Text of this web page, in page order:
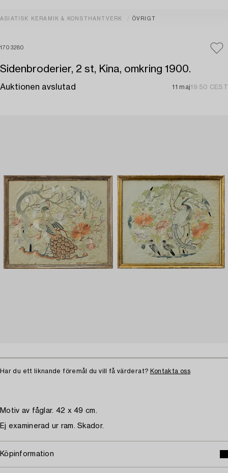
ASIATISK KERAMIK & KONSTHANTVERK ÖVRIGT
1703280
Sidenbroderier, 2 st, Kina, omkring 1900.
Auktionen avslutad 11 maj19:50 CEST
Har du ett liknande föremål du vill få värderat? Kontakta oss
Motiv av fåglar. 42 x 49 cm.
Ej examinerad ur ram. Skador.
Köpinformation